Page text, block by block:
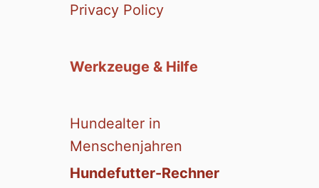
Privacy Policy
Werkzeuge & Hilfe
Hundealter in
Menschenjahren
Hundefutter-Rechner